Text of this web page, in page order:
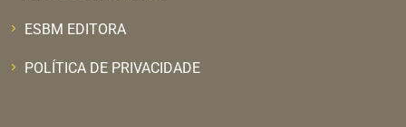
ESBM EDITORA
POLÍTICA DE PRIVACIDADE